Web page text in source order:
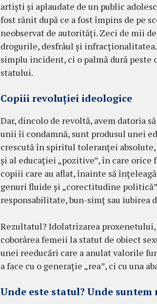
artiști și aplaudate de un public
fost rănit după ce a fost împins de pe
neobservat de autorități. Zeci de mii
drogurile, desfrâul și
simplu incident, ci o palmă dură
statului.
Copiii revoluției ideologice
Dar, dincolo de revoltă, avem datoria
unii îi condamnă, sunt produsul unei
crescută în spiritul toleranței
și al educației „pozitive”, în care orice
copiii care au aflat, înainte să
genuri fluide și „corectitudine
responsabilitate, bun-simț sau iubirea
Rezultatul? Idolatrizarea
coborârea femeii la statut de obiect
unei reeducări care a anulat valorile
a face cu o generație „rea”, ci cu una
Unde este statul? Unde suntem